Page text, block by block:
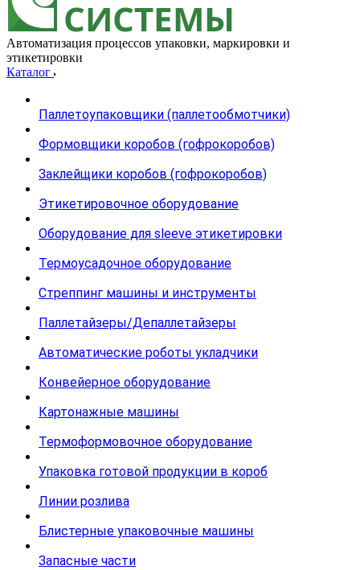
Автоматизация процессов упаковки, маркировки и
этикетировки
Каталог
Паллетоупаковщики (паллетообмотчики)
Формовщики коробов (гофрокоробов)
Заклейщики коробов (гофрокоробов)
Этикетировочное оборудование
Оборудование для sleeve этикетировки
Термоусадочное оборудование
Стреппинг машины и инструменты
Паллетайзеры/Депаллетайзеры
Автоматические роботы укладчики
Конвейерное оборудование
Картонажные машины
Термоформовочное оборудование
Упаковка готовой продукции в короб
Линии розлива
Блистерные упаковочные машины
Запасные части